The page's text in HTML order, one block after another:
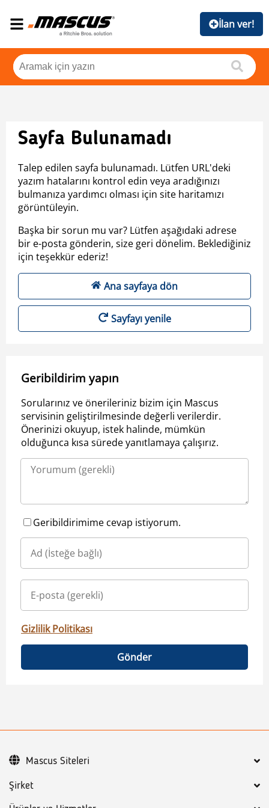
İlan ver!
Sayfa Bulunamadı
Talep edilen sayfa bulunamadı. Lütfen URL'deki
yazım hatalarını kontrol edin veya aradığınızı
bulmanıza yardımcı olması için site haritamızı
görüntüleyin.
Başka bir sorun mu var? Lütfen aşağıdaki adrese
bir e-posta gönderin, size geri dönelim. Beklediğiniz
için teşekkür ederiz!
Ana sayfaya dön
Sayfayı yenile
Geribildirim yapın
Sorularınız ve önerileriniz bizim için Mascus
servisinin geliştirilmesinde değerli verilerdir.
Önerinizi okuyup, istek halinde, mümkün
olduğunca kısa sürede yanıtlamaya çalışırız.
Geribildirimime cevap istiyorum.
Gizlilik Politikası
Gönder
Şirket
Mascus Siteleri